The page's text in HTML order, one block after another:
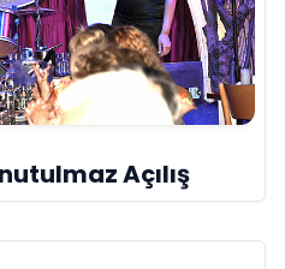
Açılış